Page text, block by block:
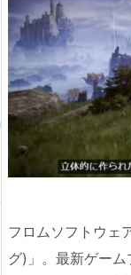
フロムソフトウェ
グ)」。最新ゲー